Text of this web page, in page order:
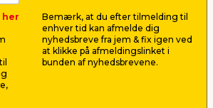
her
Bemærk, at du efter tilmelding til
enhver tid kan afmelde dig
nyhedsbreve fra jem & fix igen ved
at klikke på afmeldingslinket i
bunden af nyhedsbrevene.